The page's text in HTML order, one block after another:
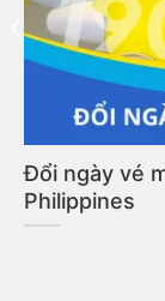
bay –